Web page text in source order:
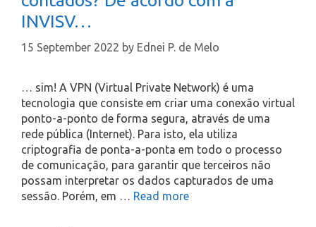
INVISV…
15 September 2022 by Ednei P. de Melo
… sim! A VPN (Virtual Private Network) é uma
tecnologia que consiste em criar uma conexão virtual
ponto-a-ponto de forma segura, através de uma
rede pública (Internet). Para isto, ela utiliza
criptografia de ponta-a-ponta em todo o processo
de comunicação, para garantir que terceiros não
possam interpretar os dados capturados de uma
sessão. Porém, em … Read more